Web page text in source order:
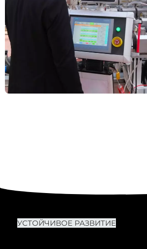
УСТОЙЧИВОЕ РАЗВИТИЕ